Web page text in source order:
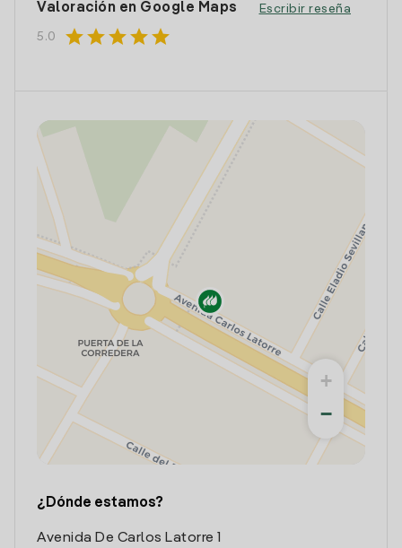
Valoración en Google Maps
5.0 starstarstarstarstar
Escribir reseña
+
−
¿Dónde estamos?
Avenida De Carlos Latorre 1